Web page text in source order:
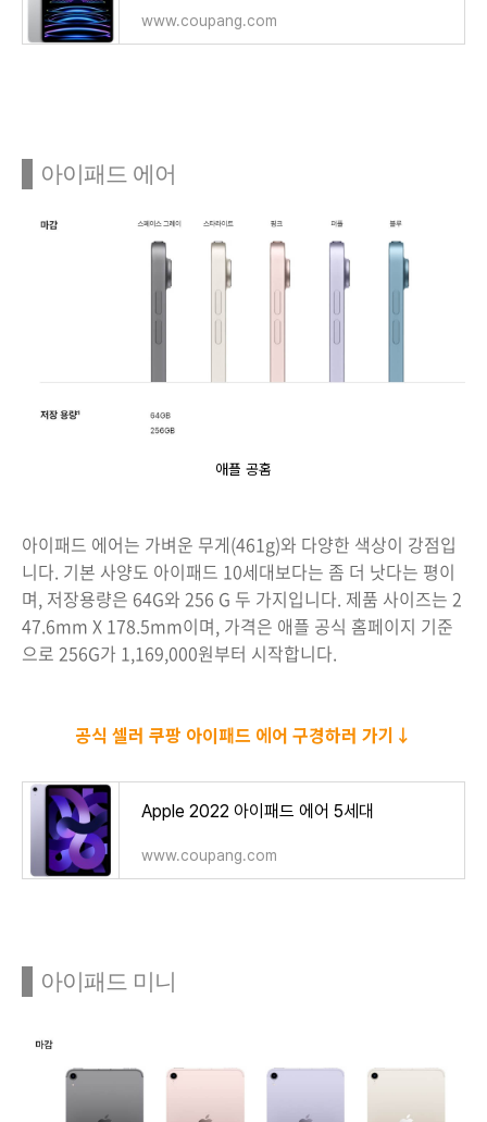
www.coupang.com
아이패드 에어
애플 공홈
아이패드 에어는 가벼운 무게(461g)와 다양한 색상이 강점입
니다. 기본 사양도 아이패드 10세대보다는 좀 더 낫다는 평이
며, 저장용량은 64G와 256 G 두 가지입니다. 제품 사이즈는 2
47.6mm X 178.5mm이며, 가격은 애플 공식 홈페이지 기준
으로 256G가 1,169,000원부터 시작합니다.
공식 셀러 쿠팡 아이패드 에어 구경하러 가기↓
Apple 2022 아이패드 에어 5세대
www.coupang.com
아이패드 미니